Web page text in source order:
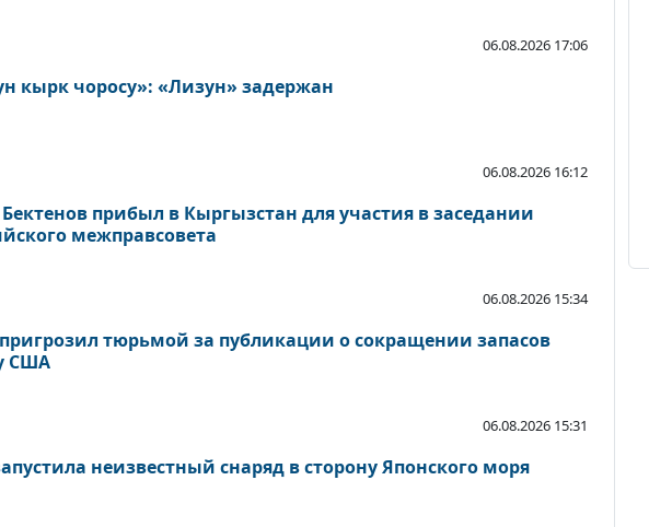
06.08.2026 17:06
кырк чоросу»: «Лизун» задержан
06.08.2026 16:12
прибыл в Кыргызстан для участия в заседании
межправсовета
06.08.2026 15:34
тюрьмой за публикации о сокращении запасов
США
06.08.2026 15:31
неизвестный снаряд в сторону Японского моря